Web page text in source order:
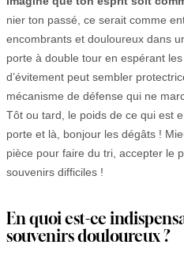
nier ton passé, ce serait comme
encombrants et douloureux dans
porte à double tour en espérant
d’évitement peut sembler
mécanisme de défense qui ne
Tôt ou tard, le poids de ce qui est
porte et là, bonjour les dégâts !
pièce pour faire du tri, accepter le
souvenirs difficiles !
En quoi est-ce
souvenirs douloureux ?